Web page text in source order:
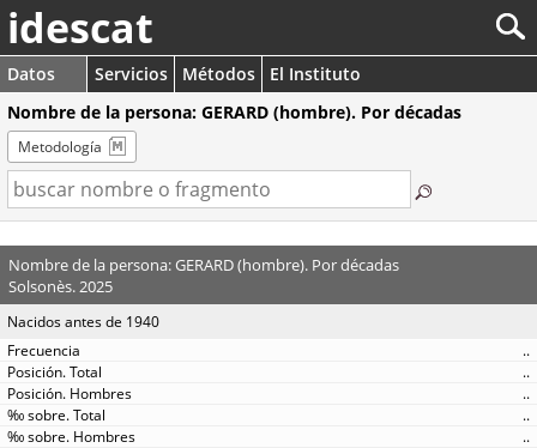
idescat
Datos Servicios Métodos
El Instituto
Nombre de la persona: GERARD (hombre). Por décadas
Metodología
Nombre de la persona: GERARD (hombre). Por décadas
Solsonès. 2025
Nacidos antes de 1940
..
..
..
..
..